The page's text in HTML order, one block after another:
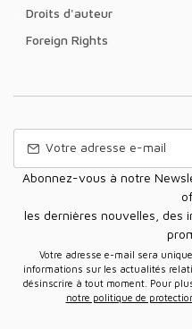
Droits d'auteur
Foreign Rights
Abonnez-vous à notre Newsletter pour recevoir nos nouvelles
les dernières nouvelles, des
Votre adresse e-mail sera uniquement utilisée pour vous envoyer des
informations sur les actualités
désinscrire à tout moment. Pour
notre politique de